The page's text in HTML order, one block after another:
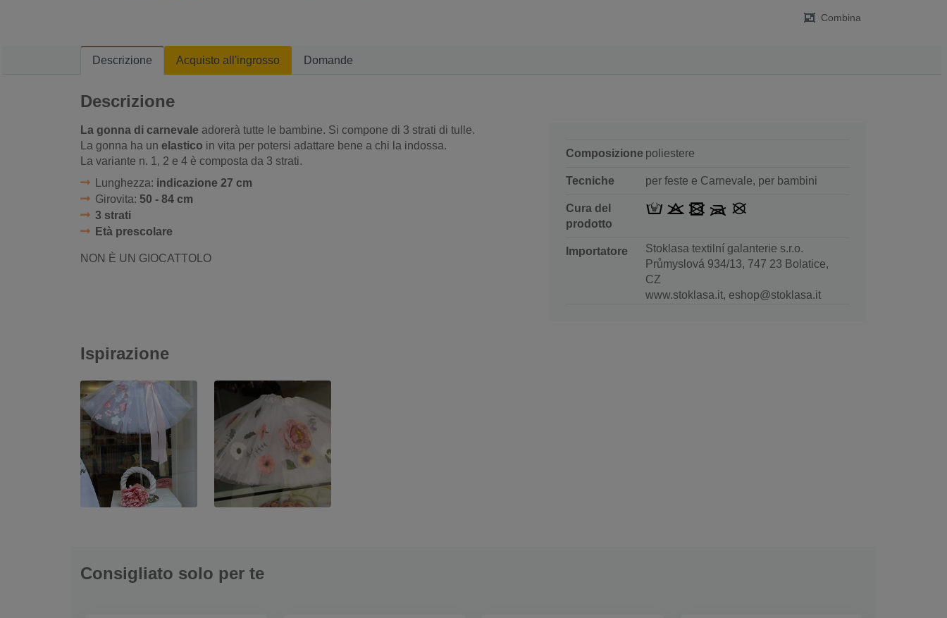
Combina
Descrizione Acquisto all'ingrosso Domande
Descrizione
La gonna di carnevale adorerà tutte le bambine. Si compone di 3 strati di tulle.
La gonna ha un elastico in vita per potersi adattare bene a chi la indossa.
La variante n. 1, 2 e 4 è composta da 3 strati.
Lunghezza: indicazione 27 cm
Girovita: 50 - 84 cm
3 strati
Età prescolare
NON È UN GIOCATTOLO
Composizione poliestere
Tecniche per feste e Carnevale, per bambini
Cura del
prodotto
Importatore
Stoklasa textilní galanterie s.r.o.
Průmyslová 934/13, 747 23 Bolatice,
CZ
www.stoklasa.it, eshop@stoklasa.it
Ispirazione
Consigliato solo per te